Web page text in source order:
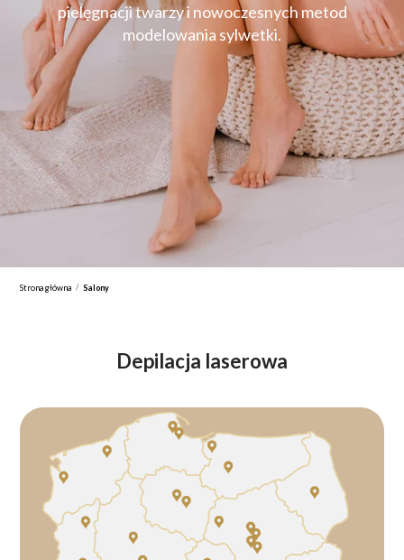
pielęgnacji twarzy i nowoczesnych metod
modelowania sylwetki.
Strona główna / Salony
Depilacja laserowa